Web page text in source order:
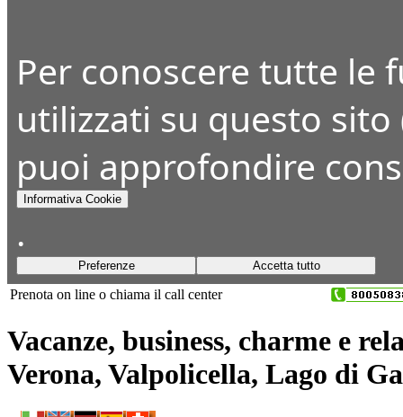
Per conoscere tutte le
utilizzati su questo
puoi approfondire
Informativa Cookie
.
Preferenze Accetta tutto
Prenota on line o chiama il call center
Vacanze, business, charme e
Verona, Valpolicella, Lago di